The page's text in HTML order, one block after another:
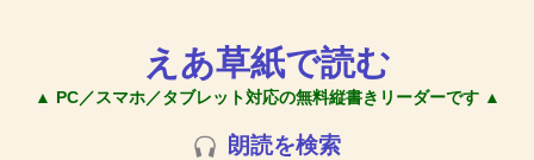
えあ草紙で読む
▲ PC／スマホ／タブレット対応の無料縦書きリーダーです ▲
朗読を検索